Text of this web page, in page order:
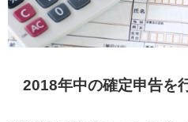
2018年中の確定申告を